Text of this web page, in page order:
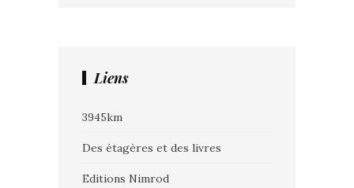
Liens
3945km
Des étagères et des livres
Editions Nimrod